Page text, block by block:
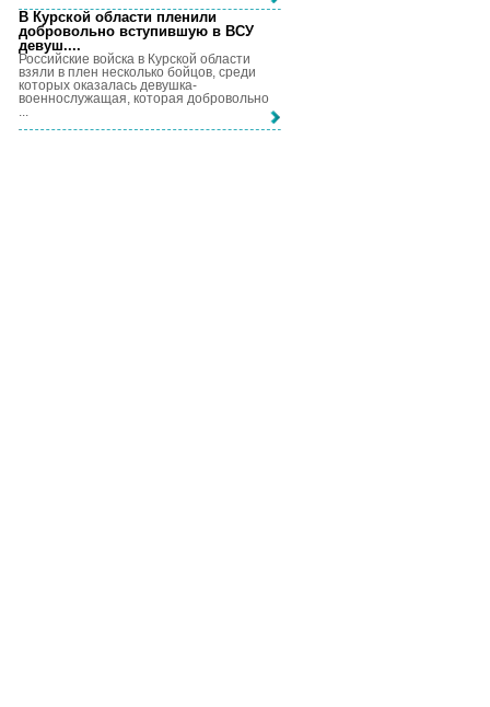
В Курской области пленили
добровольно вступившую в ВСУ
девуш....
Российские войска в Курской области
взяли в плен несколько бойцов, среди
которых оказалась девушка-
военнослужащая, которая добровольно
...